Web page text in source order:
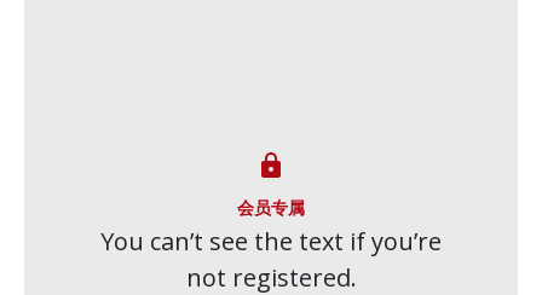

会员专属
You can’t see the text if you’re
not registered.